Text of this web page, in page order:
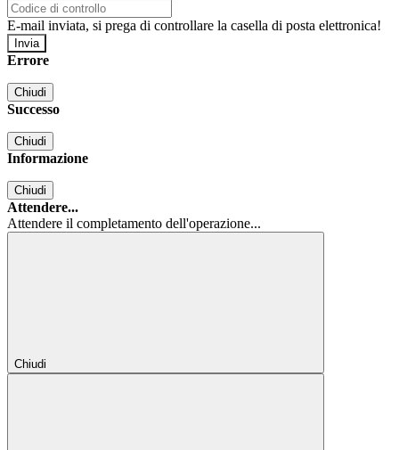
E-mail inviata, si prega di controllare la casella di posta elettronica!
Errore
Chiudi
Successo
Chiudi
Informazione
Chiudi
Attendere...
Attendere il completamento dell'operazione...
Chiudi